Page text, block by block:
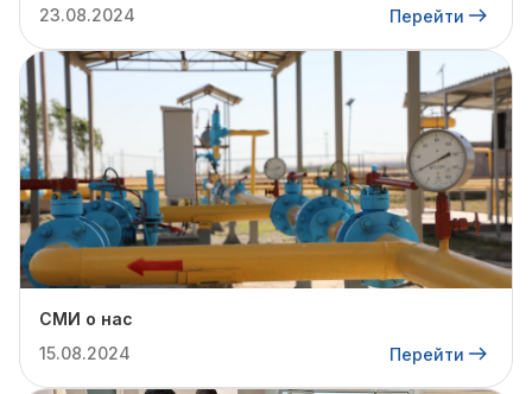
осенне-зимнему сезону.
23.08.2024 Перейти
СМИ о нас
15.08.2024
Перейти